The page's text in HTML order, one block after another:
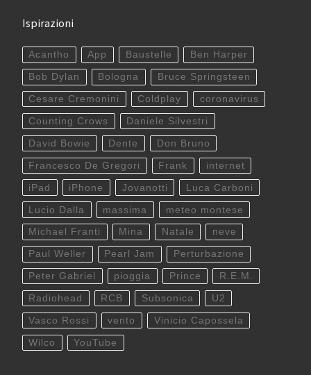
Ispirazioni
Acantho App Baustelle Ben Harper
Bob Dylan Bologna Bruce Springsteen
Cesare Cremonini Coldplay coronavirus
Counting Crows Daniele Silvestri
David Bowie Dente Don Bruno
Francesco De Gregori Frank internet
iPad iPhone Jovanotti Luca Carboni
Lucio Dalla massima meteo montese
Michael Franti Mina Natale neve
Paul Weller Pearl Jam Perturbazione
Peter Gabriel pioggia Prince R.E.M.
Radiohead RCB Subsonica U2
Vasco Rossi vento Vinicio Capossela
Wilco YouTube